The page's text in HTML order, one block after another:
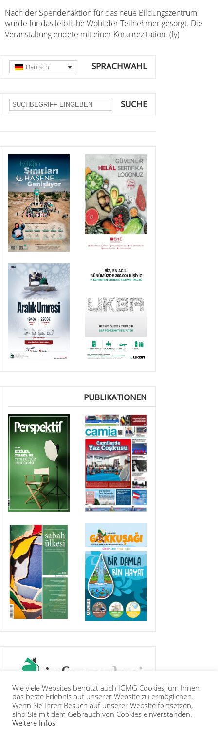
Nach der Spendenaktion für das neue Bildungszentrum
wurde für das leibliche Wohl der Teilnehmer gesorgt. Die
Veranstaltung endete mit einer Koranrezitation. (fy)
SPRACHWAHL
Deutsch
SUCHE
PUBLIKATIONEN
IGMG PRESSE
Wie viele Websites benutzt auch IGMG Cookies, um Ihnen
das beste Erlebnis auf unserer Website zu ermöglichen.
Wenn Sie Ihren Besuch auf unserer Website fortsetzen,
sind Sie mit dem Gebrauch von Cookies einverstanden.
Weitere Infos